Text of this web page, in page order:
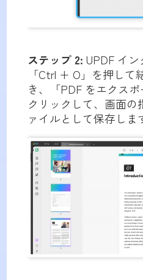
ステップ 2: UPDF イン
「Ctrl + O」を押して
き、「PDF をエクス
クリックして、画面の
ァイルとして保存しま